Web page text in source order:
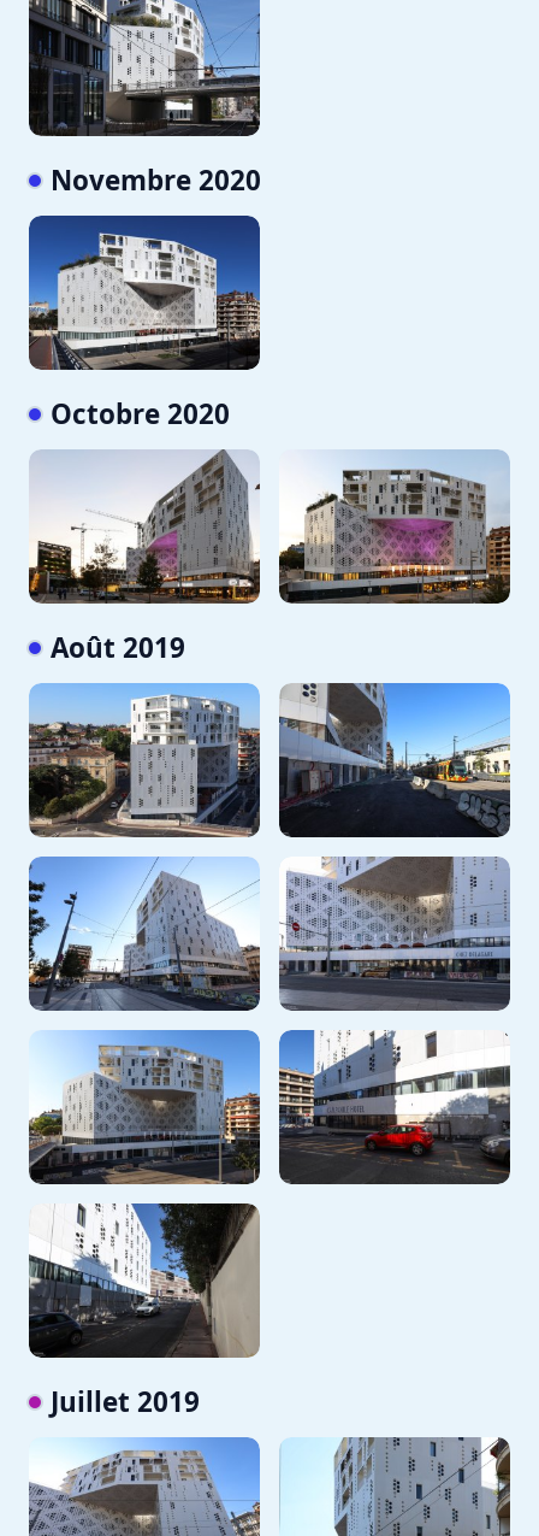
Novembre 2020
Octobre 2020
Août 2019
Juillet 2019